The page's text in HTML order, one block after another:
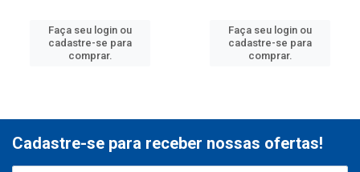
Faça seu login ou
cadastre-se para
comprar.
Faça seu login ou
cadastre-se para
comprar.
Cadastre-se para receber nossas ofertas!